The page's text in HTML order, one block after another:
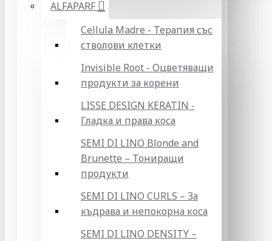
ALFAPARF
Cellula Madre - Терапия със
стволови клетки
Invisible Root - Оцветяващи
продукти за корени
LISSE DESIGN KERATIN -
Гладка и права коса
SEMI DI LINO Blonde and
Brunette – Тониращи
продукти
SEMI DI LINO CURLS – За
къдрава и непокорна коса
SEMI DI LINO DENSITY –